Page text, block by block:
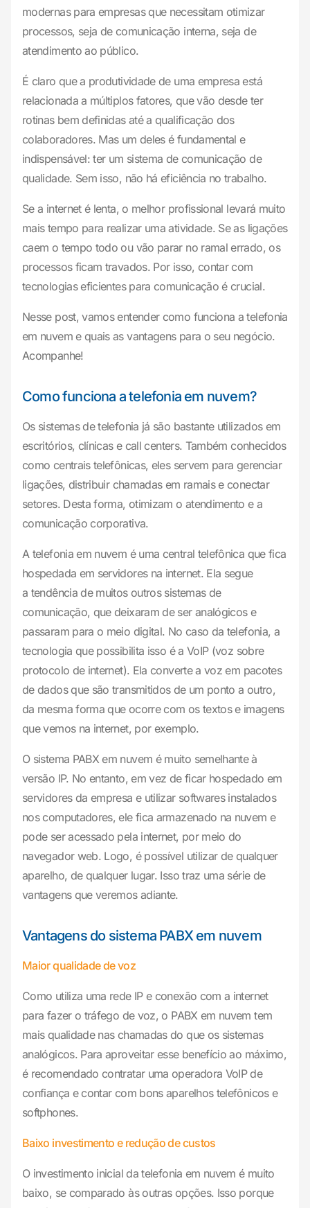
modernas para empresas que necessitam otimizar
processos, seja de comunicação interna, seja de
atendimento ao público.
É claro que a produtividade de uma empresa está
relacionada a múltiplos fatores, que vão desde ter
rotinas bem definidas até a qualificação dos
colaboradores. Mas um deles é fundamental e
indispensável: ter um sistema de comunicação de
qualidade. Sem isso, não há eficiência no trabalho.
Se a internet é lenta, o melhor profissional levará muito
mais tempo para realizar uma atividade. Se as ligações
caem o tempo todo ou vão parar no ramal errado, os
processos ficam travados. Por isso, contar com
tecnologias eficientes para comunicação é crucial.
Nesse post, vamos entender como funciona a telefonia
em nuvem e quais as vantagens para o seu negócio.
Acompanhe!
Como funciona a telefonia em nuvem?
Os sistemas de telefonia já são bastante utilizados em
escritórios, clínicas e call centers. Também conhecidos
como centrais telefônicas, eles servem para gerenciar
ligações, distribuir chamadas em ramais e conectar
setores. Desta forma, otimizam o atendimento e a
comunicação corporativa.
A telefonia em nuvem é uma central telefônica que fica
hospedada em servidores na internet. Ela segue
a tendência de muitos outros sistemas de
comunicação, que deixaram de ser analógicos e
passaram para o meio digital. No caso da telefonia, a
tecnologia que possibilita isso é a VoIP (voz sobre
protocolo de internet). Ela converte a voz em pacotes
de dados que são transmitidos de um ponto a outro,
da mesma forma que ocorre com os textos e imagens
que vemos na internet, por exemplo.
O sistema PABX em nuvem é muito semelhante à
versão IP. No entanto, em vez de ficar hospedado em
servidores da empresa e utilizar softwares instalados
nos computadores, ele fica armazenado na nuvem e
pode ser acessado pela internet, por meio do
navegador web. Logo, é possível utilizar de qualquer
aparelho, de qualquer lugar. Isso traz uma série de
vantagens que veremos adiante.
Vantagens do sistema PABX em nuvem
Maior qualidade de voz
Como utiliza uma rede IP e conexão com a internet
para fazer o tráfego de voz, o PABX em nuvem tem
mais qualidade nas chamadas do que os sistemas
analógicos. Para aproveitar esse benefício ao máximo,
é recomendado contratar uma operadora VoIP de
confiança e contar com bons aparelhos telefônicos e
softphones.
Baixo investimento e redução de custos
O investimento inicial da telefonia em nuvem é muito
baixo, se comparado às outras opções. Isso porque